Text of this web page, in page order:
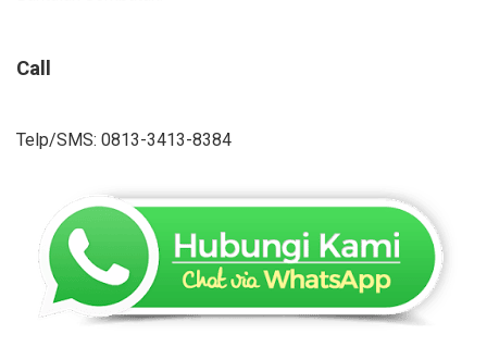
Call
Telp/SMS: 0813-3413-8384